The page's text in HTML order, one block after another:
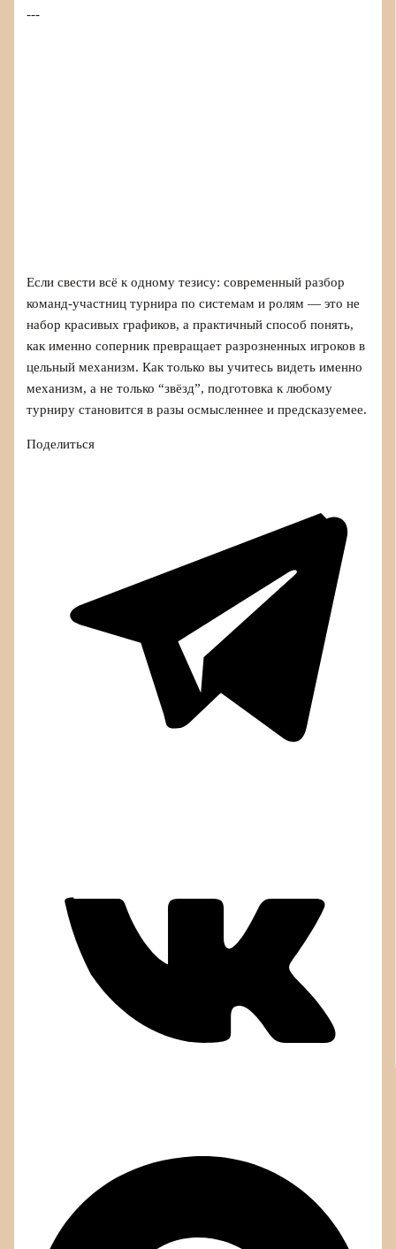
---
Если свести всё к одному тезису: современный разбор
команд-участниц турнира по системам и ролям — это не
набор красивых графиков, а практичный способ понять,
как именно соперник превращает разрозненных игроков в
цельный механизм. Как только вы учитесь видеть именно
механизм, а не только “звёзд”, подготовка к любому
турниру становится в разы осмысленнее и предсказуемее.
Поделиться